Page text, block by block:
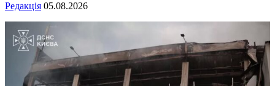
Редакція 05.08.2026